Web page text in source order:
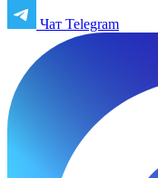
Чат Telegram